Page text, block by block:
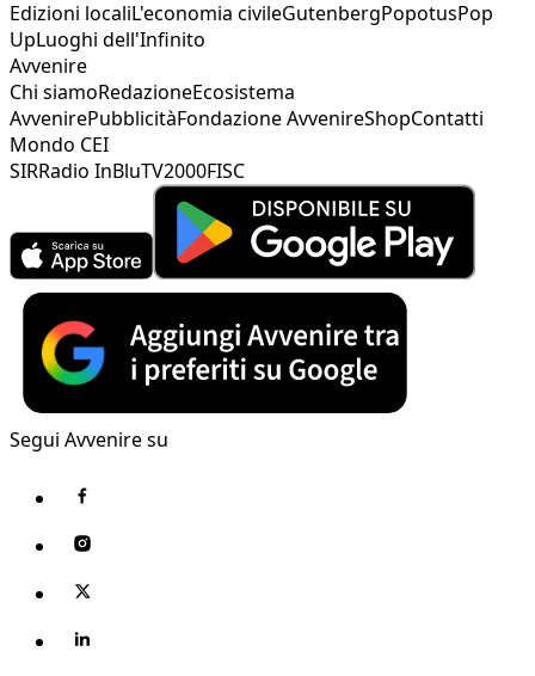
Edizioni localiL'economia civileGutenbergPopotusPop
UpLuoghi dell'Infinito
Avvenire
Chi siamoRedazioneEcosistema
AvvenirePubblicitàFondazione AvvenireShopContatti
Mondo CEI
SIRRadio InBluTV2000FISC
Segui Avvenire su